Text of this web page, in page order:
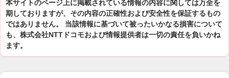
本サイトのページ上に掲載されている情報の内容に関しては万全を
期しておりますが、その内容の正確性および安全性を保証するもの
ではありません。 当該情報に基づいて被ったいかなる損害について
も、株式会社NTTドコモおよび情報提供者は一切の責任を負いかね
ます。